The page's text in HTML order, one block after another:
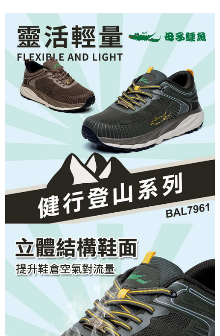
請求用戶進行身份認證。
恩沛科技股份有限公司將有權停止該用戶之使用額度並採取法律行動。